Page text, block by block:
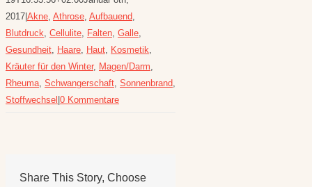
2017 Akne, Athrose, Aufbauend,
Blutdruck, Cellulite, Falten, Galle,
Gesundheit, Haare, Haut, Kosmetik,
Kräuter für den Winter, Magen/Darm,
Rheuma, Schwangerschaft, Sonnenbrand,
Stoffwechsel 0 Kommentare
Share This Story, Choose